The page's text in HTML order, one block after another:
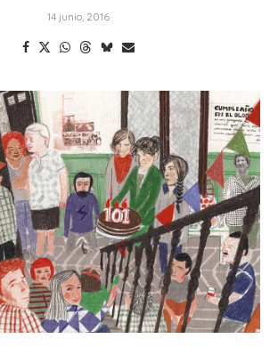
14 junio, 2016